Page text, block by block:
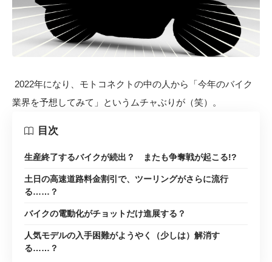
2022年になり、モトコネクトの中の人から「今年のバイク
業界を予想してみて」というムチャぶりが（笑）。
目次
生産終了するバイクが続出？ またも争奪戦が起こる!?
土日の高速道路料金割引で、ツーリングがさらに流行
る……？
バイクの電動化がチョットだけ進展する？
人気モデルの入手困難がようやく（少しは）解消す
る……？